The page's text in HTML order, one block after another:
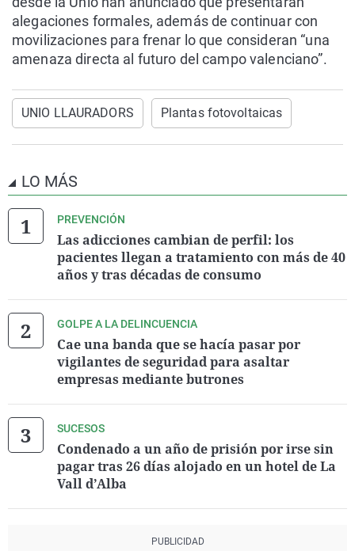
alegaciones formales, además de continuar con
movilizaciones para frenar lo que consideran “una
amenaza directa al futuro del campo valenciano”.
UNIO LLAURADORS Plantas fotovoltaicas
LO MÁS
PREVENCIÓN
Las adicciones cambian de perfil: los
pacientes llegan a tratamiento con más de 40
años y tras décadas de consumo
GOLPE A LA DELINCUENCIA
Cae una banda que se hacía pasar por
vigilantes de seguridad para asaltar
empresas mediante butrones
SUCESOS
Condenado a un año de prisión por irse sin
pagar tras 26 días alojado en un hotel de La
Vall d’Alba